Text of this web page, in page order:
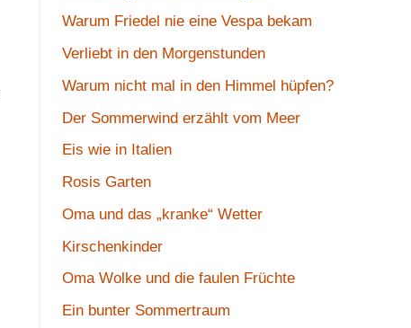
Warum Friedel nie eine Vespa bekam
Verliebt in den Morgenstunden
Warum nicht mal in den Himmel hüpfen?
Der Sommerwind erzählt vom Meer
Eis wie in Italien
Rosis Garten
Oma und das „kranke“ Wetter
Kirschenkinder
Oma Wolke und die faulen Früchte
Ein bunter Sommertraum